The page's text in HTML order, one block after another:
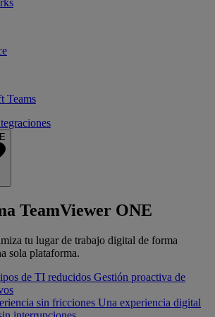
Teams
TeamViewer ONE
tu lugar de trabajo digital de forma
sola plataforma.
de TI reducidos Gestión proactiva de
sin fricciones Una experiencia digital